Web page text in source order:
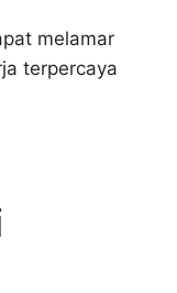
melamar
terpercaya